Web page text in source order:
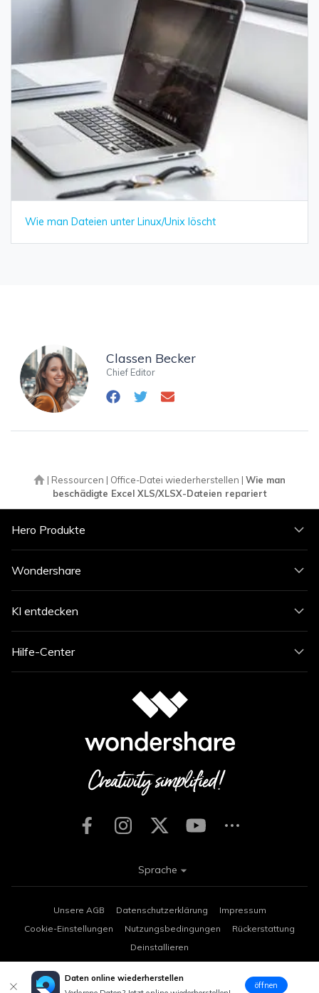
Wie man Dateien unter Linux/Unix löscht
Classen Becker
Chief Editor
| Ressourcen | Office-Datei wiederherstellen | Wie man
beschädigte Excel XLS/XLSX-Dateien repariert
Hero Produkte
Wondershare
KI entdecken
Hilfe-Center
Unsere AGB Datenschutzerklärung
Impressum
Cookie-Einstellungen
Nutzungsbedingungen
Rückerstattung
Deinstallieren
Copyright © 2026
Sprache
Daten online wiederherstellen
öffnen